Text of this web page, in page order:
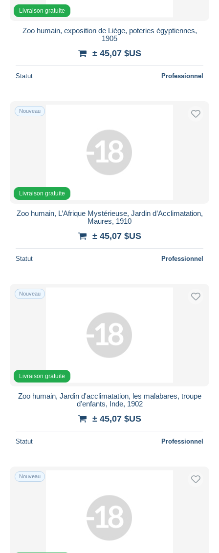
Livraison gratuite
Zoo humain, exposition de Liège, poteries égyptiennes,
1905
± 45,07 $US
Statut Professionnel
Nouveau
Livraison gratuite
Zoo humain, L’Afrique Mystérieuse, Jardin d’Acclimatation,
Maures, 1910
± 45,07 $US
Statut Professionnel
Nouveau
Livraison gratuite
Zoo humain, Jardin d'acclimatation, les malabares, troupe
d'enfants, Inde, 1902
± 45,07 $US
Statut Professionnel
Nouveau